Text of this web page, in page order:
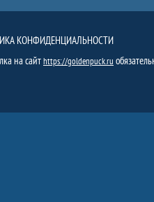
КОНФИДЕНЦИАЛЬНОСТИ
на сайтhttps://goldenpuck.ru